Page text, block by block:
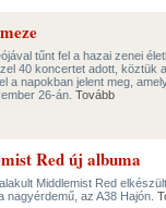
tűnt fel a hazai zenei
40 koncertet adott, köztük
a napokban jelent meg,
26-án. Tovább
Red új albuma
Middlemist Red
nagyérdemű, az A38 Hajón.